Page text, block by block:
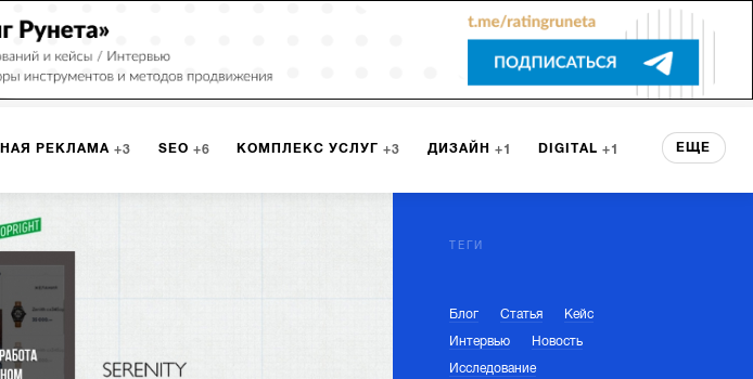
РЕКЛАМА 3 SEO 6 КОМПЛЕКС УСЛУГ 3 ДИЗАЙН 1 DIGITAL 1
МОНИТОРИНГ
ЕЩЕ
ТЕГИ
Блог Статья
Кейс
Интервью
Новость
Исследование